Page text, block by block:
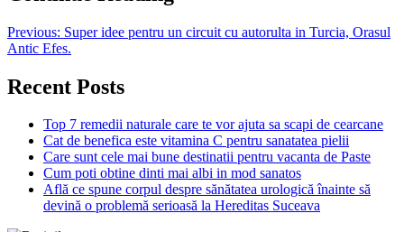
Previous: Super idee pentru un circuit cu autorulta in Turcia, Orasul
Antic Efes.
Recent Posts
Top 7 remedii naturale care te vor ajuta sa scapi de cearcane
Cat de benefica este vitamina C pentru sanatatea pielii
Care sunt cele mai bune destinatii pentru vacanta de Paste
Cum poti obtine dinti mai albi in mod sanatos
Află ce spune corpul despre sănătatea urologică înainte să
devină o problemă serioasă la Hereditas Suceava